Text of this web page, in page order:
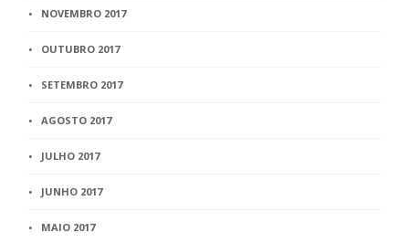
NOVEMBRO 2017
OUTUBRO 2017
SETEMBRO 2017
AGOSTO 2017
JULHO 2017
JUNHO 2017
MAIO 2017